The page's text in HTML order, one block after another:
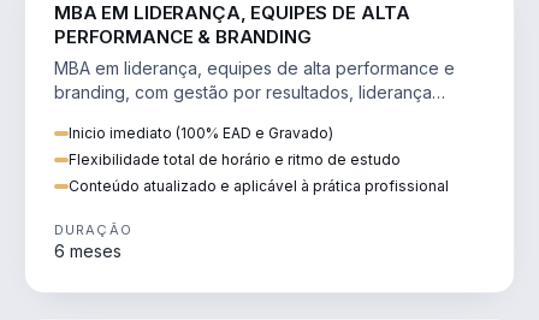
MBA EM LIDERANÇA, EQUIPES DE ALTA
PERFORMANCE & BRANDING
MBA em liderança, equipes de alta performance e
branding, com gestão por resultados, liderança
Inicio imediato (100% EAD e Gravado)
Flexibilidade total de horário e ritmo de estudo
Conteúdo atualizado e aplicável à prática profissional
DURAÇÃO
6 meses